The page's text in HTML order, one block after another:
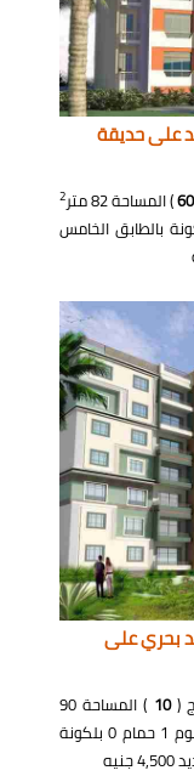
على حديقة
60) المساحة 82 متر 2
تشمل 2 نوم 1 حمام 0 بلكونة بالطابق الخامس
بحري على
(
10
) المساحة 90
بحري تطل على حديقة كبيرة تشمل 2 نوم 1 حمام 0 بلكونة